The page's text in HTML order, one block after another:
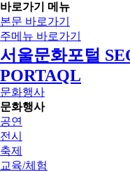
바로가기 메뉴
본문 바로가기
주메뉴 바로가기
서울문화포털
PORTAQL
문화행사
문화행사
공연
전시
축제
교육/체험